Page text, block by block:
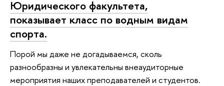
Юридического факультета,
показывает класс по водным видам
спорта.
Порой мы даже не догадываемся, сколь
разнообразны и увлекательны внеаудиторные
мероприятия наших преподавателей и студентов.